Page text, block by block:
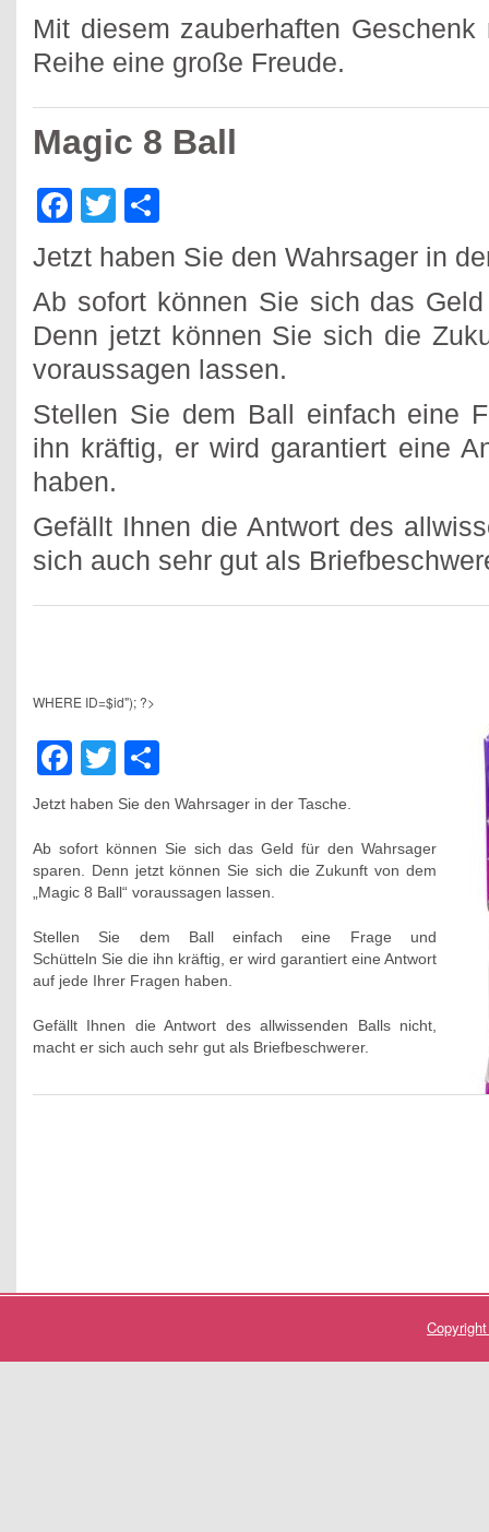
Mit diesem zauberhaften
Reihe eine große Freude.
Magic 8 Ball
Facebook
Twitter
Jetzt haben Sie den Wahrsager in
Ab sofort können Sie sich das
Denn jetzt können Sie sich die
voraussagen lassen.
Stellen Sie dem Ball einfach eine
ihn kräftig, er wird garantiert eine
haben.
Gefällt Ihnen die Antwort des
sich auch sehr gut als
WHERE ID=$id"); ?>
Facebook
Twitter
Jetzt haben Sie den Wahrsager in der Tasche.
Ab sofort können Sie sich das Geld für den Wahrsager
sparen. Denn jetzt können Sie sich die Zukunft von dem
„Magic 8 Ball“ voraussagen lassen.
Stellen Sie dem Ball einfach eine Frage und
Schütteln Sie die ihn kräftig, er wird garantiert eine Antwort
auf jede Ihrer Fragen haben.
Gefällt Ihnen die Antwort des allwissenden Balls nicht,
macht er sich auch sehr gut als Briefbeschwerer.